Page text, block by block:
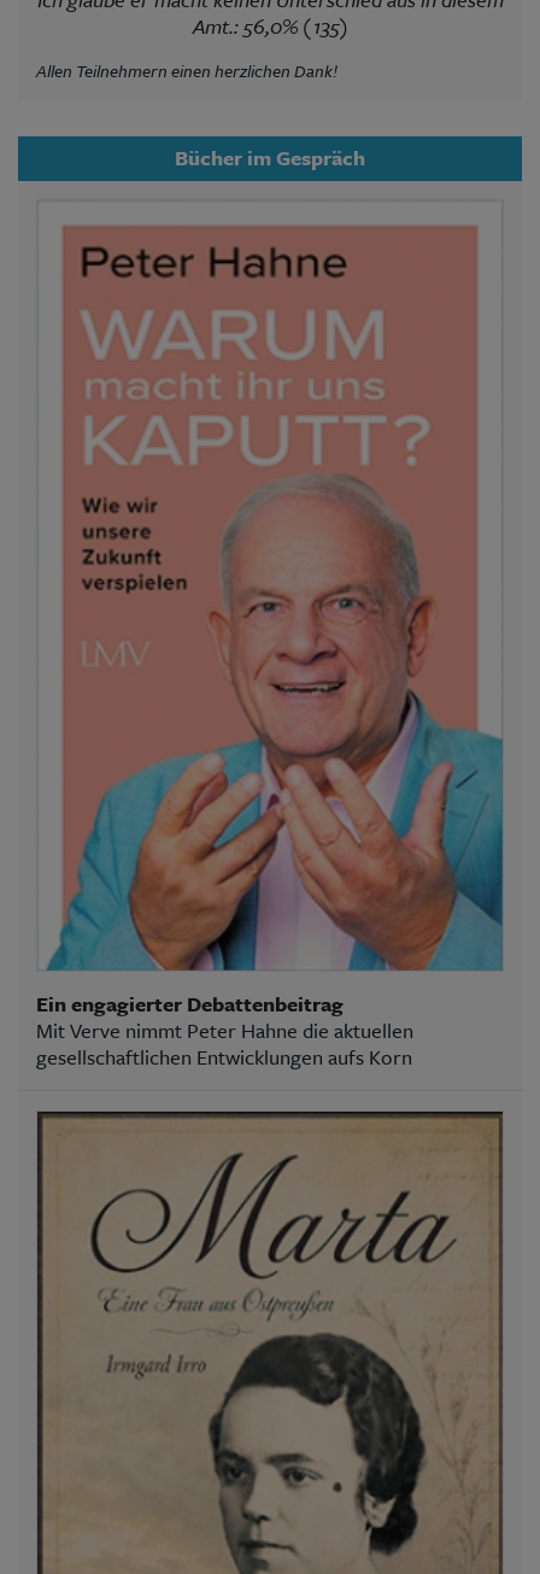
Amt.: 56,0% (135)
Allen Teilnehmern einen herzlichen Dank!
Bücher im Gespräch
Ein engagierter Debattenbeitrag
Mit Verve nimmt Peter Hahne die aktuellen
gesellschaftlichen Entwicklungen aufs Korn